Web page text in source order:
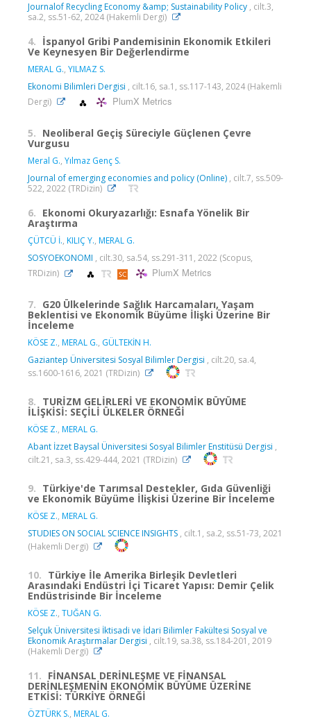
Journalof Recycling Economy &amp; Sustainability Policy , cilt.3,
sa.2, ss.51-62, 2024 (Hakemli Dergi)
4. İspanyol Gribi Pandemisinin Ekonomik Etkileri
Ve Keynesyen Bir Değerlendirme
MERAL G., YILMAZ S.
Ekonomi Bilimleri Dergisi , cilt.16, sa.1, ss.117-143, 2024 (Hakemli
Dergi)
PlumX Metrics
5. Neoliberal Geçiş Süreciyle Güçlenen Çevre
Vurgusu
Meral G., Yılmaz Genç S.
Journal of emerging economies and policy (Online) , cilt.7, ss.509-
522, 2022 (TRDizin)
6. Ekonomi Okuryazarlığı: Esnafa Yönelik Bir
Araştırma
ÇÜTCÜ İ., KILIÇ Y., MERAL G.
SOSYOEKONOMI , cilt.30, sa.54, ss.291-311, 2022 (Scopus,
TRDizin)
PlumX Metrics
7. G20 Ülkelerinde Sağlık Harcamaları, Yaşam
Beklentisi ve Ekonomik Büyüme İlişki Üzerine Bir
İnceleme
KÖSE Z., MERAL G., GÜLTEKİN H.
Gaziantep Üniversitesi Sosyal Bilimler Dergisi , cilt.20, sa.4,
ss.1600-1616, 2021 (TRDizin)
8. TURİZM GELİRLERİ VE EKONOMİK BÜYÜME
İLİŞKİSİ: SEÇİLİ ÜLKELER ÖRNEĞİ
KÖSE Z., MERAL G.
Abant İzzet Baysal Üniversitesi Sosyal Bilimler Enstitüsü Dergisi ,
cilt.21, sa.3, ss.429-444, 2021 (TRDizin)
9. Türkiye'de Tarımsal Destekler, Gıda Güvenliği
ve Ekonomik Büyüme İlişkisi Üzerine Bir İnceleme
KÖSE Z., MERAL G.
STUDIES ON SOCIAL SCIENCE INSIGHTS , cilt.1, sa.2, ss.51-73, 2021
(Hakemli Dergi)
10. Türkiye İle Amerika Birleşik Devletleri
Arasındaki Endüstri İçi Ticaret Yapısı: Demir Çelik
Endüstrisinde Bir İnceleme
KÖSE Z., TUĞAN G.
Selçuk Üniversitesi İktisadi ve İdari Bilimler Fakültesi Sosyal ve
Ekonomik Araştırmalar Dergisi , cilt.19, sa.38, ss.184-201, 2019
(Hakemli Dergi)
11. FİNANSAL DERİNLEŞME VE FİNANSAL
DERİNLEŞMENİN EKONOMİK BÜYÜME ÜZERİNE
ETKİSİ: TÜRKİYE ÖRNEĞİ
ÖZTÜRK S., MERAL G.